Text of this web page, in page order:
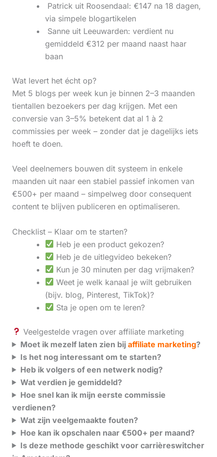
‍ Patrick uit Roosendaal: €147 na 18 dagen,
via simpele blogartikelen
‍ Sanne uit Leeuwarden: verdient nu
gemiddeld €312 per maand naast haar
baan
Wat levert het écht op?
Met 5 blogs per week kun je binnen 2–3 maanden
tientallen bezoekers per dag krijgen. Met een
conversie van 3–5% betekent dat al 1 à 2
commissies per week – zonder dat je dagelijks iets
hoeft te doen.
Veel deelnemers bouwen dit systeem in enkele
maanden uit naar een stabiel passief inkomen van
€500+ per maand – simpelweg door consequent
content te blijven publiceren en optimaliseren.
Checklist – Klaar om te starten?
Heb je een product gekozen?
Heb je de uitlegvideo bekeken?
Kun je 30 minuten per dag vrijmaken?
Weet je welk kanaal je wilt gebruiken
(bijv. blog, Pinterest, TikTok)?
Sta je open om te leren?
Veelgestelde vragen over affiliate marketing
Moet ik mezelf laten zien bij affiliate marketing?
Is het nog interessant om te starten?
Heb ik volgers of een netwerk nodig?
Wat verdien je gemiddeld?
Hoe snel kan ik mijn eerste commissie
verdienen?
Wat zijn veelgemaakte fouten?
Hoe kan ik opschalen naar €500+ per maand?
Is deze methode geschikt voor carrièreswitcher